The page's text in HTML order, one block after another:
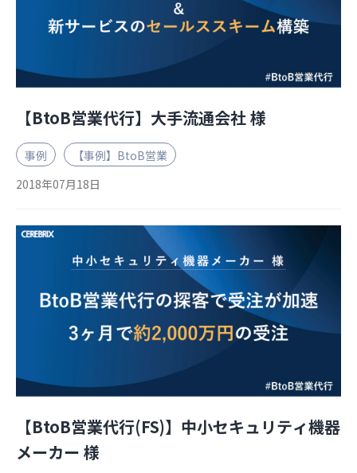
【BtoB営業代行】大手流通会社 様
事例
【事例】BtoB営業
2018年07月18日
【BtoB営業代行(FS)】中小セキュリティ機器
メーカー 様